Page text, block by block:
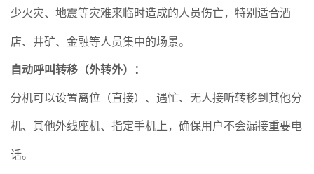
少火灾、地震等灾难来临时造成的人员伤亡，特别适合酒
店、井矿、金融等人员集中的场景。
自动呼叫转移（外转外） ：
分机可以设置离位（直接）、遇忙、无人接听转移到 其他分
机、 其他外线座机、指定手机 上 ， 确保用户不会漏接重要电
话。